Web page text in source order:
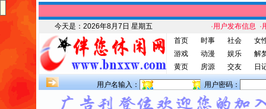
今天是： 2026年8月7日 星期五 ·用户发布信息 ·
首页
时事 社会
女
游戏
动漫 娱乐
解
黄页
房源 交友 日
用户名输入： 用户密码：